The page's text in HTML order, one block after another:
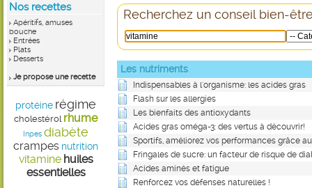
Nos recettes
Apéritifs, amuses
bouche
Entrées
Plats
Desserts
Je propose une recette
protéine régime
cholestérol rhume
Inpes diabète
crampes nutrition
vitamine huiles
essentielles
Recherchez un conseil bien-
Les nutriments
Indispensables à l'organisme: les acides gras
Flash sur les allergies
Les bienfaits des antioxydants
Acides gras oméga-3: des vertus à découvrir!
Sportifs, améliorez vos performances grâce
Fringales de sucre: un facteur de risque de
Acides aminés et fatigue
Renforcez vos défenses naturelles !